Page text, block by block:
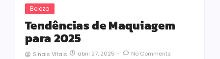
Beleza
Tendências de Maquiagem
para 2025
Sinais Vitais abril 27, 2025 - No Comments